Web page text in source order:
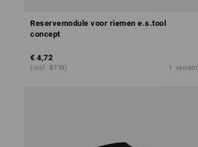
Reservemodule voor riemen e.s.tool
concept
€ 4,72
(incl. BTW) 1 variant